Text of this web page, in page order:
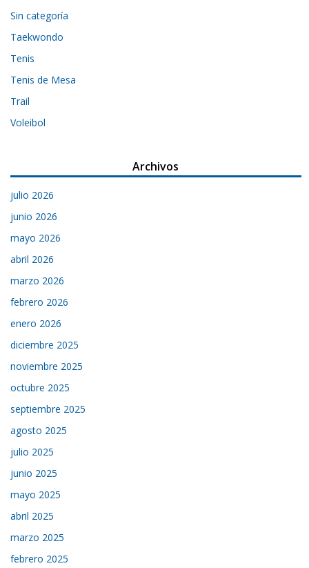
Sin categoría
Taekwondo
Tenis
Tenis de Mesa
Trail
Voleibol
Archivos
julio 2026
junio 2026
mayo 2026
abril 2026
marzo 2026
febrero 2026
enero 2026
diciembre 2025
noviembre 2025
octubre 2025
septiembre 2025
agosto 2025
julio 2025
junio 2025
mayo 2025
abril 2025
marzo 2025
febrero 2025